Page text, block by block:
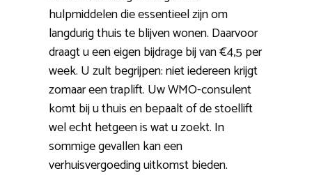
hulpmiddelen die essentieel zijn om
langdurig thuis te blijven wonen. Daarvoor
draagt u een eigen bijdrage bij van €4,5 per
week. U zult begrijpen: niet iedereen krijgt
zomaar een traplift. Uw WMO-consulent
komt bij u thuis en bepaalt of de stoellift
wel echt hetgeen is wat u zoekt. In
sommige gevallen kan een
verhuisvergoeding uitkomst bieden.